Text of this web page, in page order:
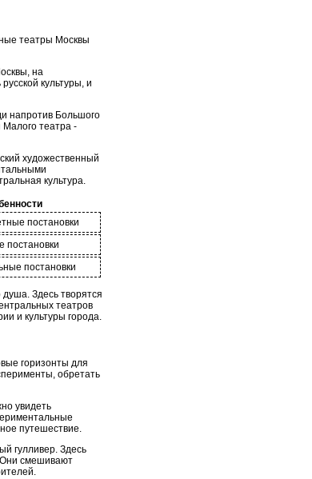
театры Москвы
на
культуры, и
напротив Большого
Малого театра -
художественный
культура.
постановки
постановки
постановки
Здесь творятся
театров
и культуры города.
горизонты для
обретать
увидеть
путешествие.
гулливер. Здесь
Они смешивают